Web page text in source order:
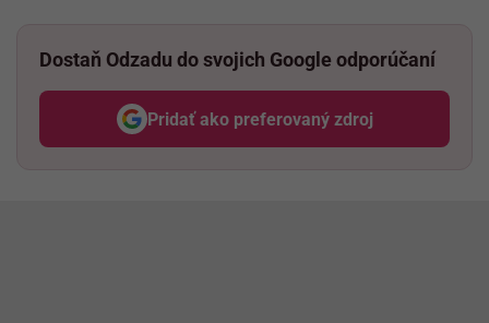
Dostaň Odzadu do svojich Google odporúčaní
Pridať ako preferovaný zdroj
Odzadu, odkaz sa otvorí v